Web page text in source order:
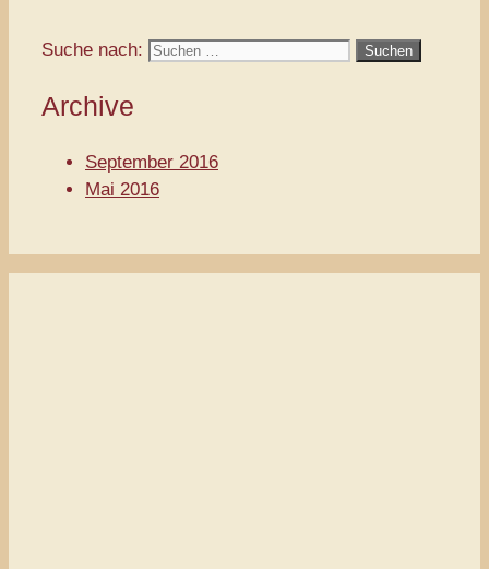
Suche nach:
Archive
September 2016
Mai 2016